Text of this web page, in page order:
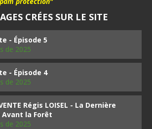
CRÉES SUR LE SITE
- Épisode 5
de 2025
- Épisode 4
de 2025
Régis LOISEL - La Dernière
Avant la Forêt
de 2025